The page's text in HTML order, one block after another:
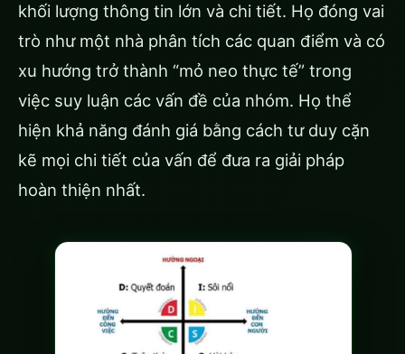
khối lượng thông tin lớn và chi tiết. Họ đóng vai
trò như một nhà phân tích các quan điểm và có
xu hướng trở thành “mỏ neo thực tế” trong
việc suy luận các vấn đề của nhóm. Họ thể
hiện khả năng đánh giá bằng cách tư duy cặn
kẽ mọi chi tiết của vấn để đưa ra giải pháp
hoàn thiện nhất.